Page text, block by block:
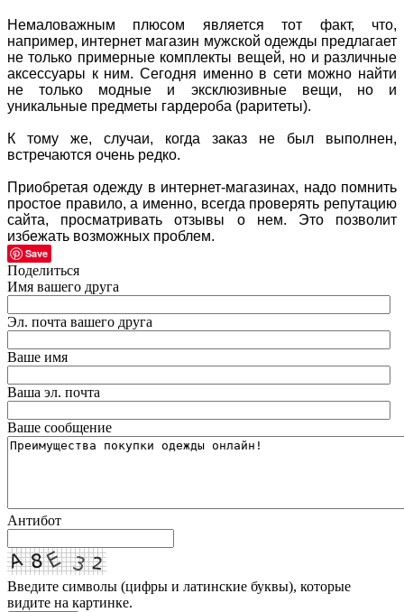
Немаловажным плюсом является тот факт, что,
например, интернет магазин мужской одежды предлагает
не только примерные комплекты вещей, но и различные
аксессуары к ним. Сегодня именно в сети можно найти
не только модные и эксклюзивные вещи, но и
уникальные предметы гардероба (раритеты).
К тому же, случаи, когда заказ не был выполнен,
встречаются очень редко.
Приобретая одежду в интернет-магазинах, надо помнить
простое правило, а именно, всегда проверять репутацию
сайта, просматривать отзывы о нем. Это позволит
избежать возможных проблем.
Save
Поделиться
Имя вашего друга
Эл. почта вашего друга
Ваше имя
Ваша эл. почта
Ваше сообщение
Антибот
Введите символы (цифры и латинские буквы), которые
видите на картинке.